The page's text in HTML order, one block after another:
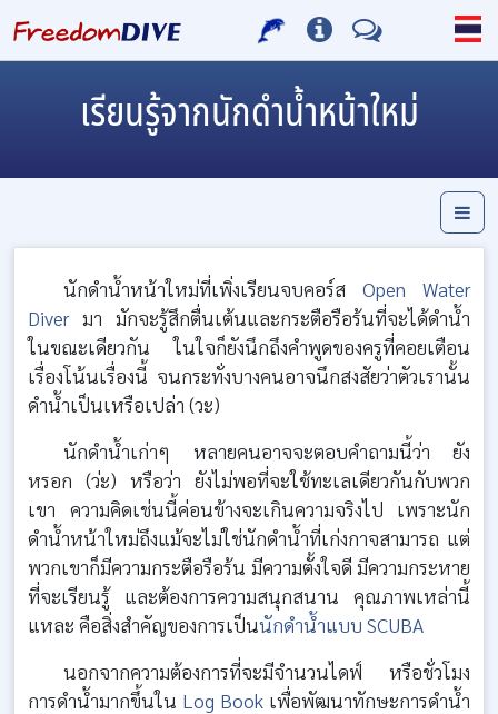
เรียนรู้จากนักดำน้ำหน้าใหม่
นักดำน้ำหน้าใหม่ที่เพิ่งเรียนจบคอร์ส Open Water
Diverมา มักจะรู้สึกตื่นเต้นและกระตือรือร้นที่จะได้ดำน้ำ
ในขณะเดียวกัน ในใจก็ยังนึกถึงคำพูดของครูที่คอยเตือน
เรื่องโน้นเรื่องนี้ จนกระทั่งบางคนอาจนึกสงสัยว่าตัวเรานั้น
ดำน้ำเป็นเหรือเปล่า (วะ)
นักดำน้ำเก่าๆ หลายคนอาจจะตอบคำถามนี้ว่า ยัง
หรอก (ว่ะ) หรือว่า ยังไม่พอที่จะใช้ทะเลเดียวกันกับพวก
เขา ความคิดเช่นนี้ค่อนข้างจะเกินความจริงไป เพราะนัก
ดำน้ำหน้าใหม่ถึงแม้จะไม่ใช่นักดำน้ำที่เก่งกาจสามารถ แต่
พวกเขาก็มีความกระตือรือร้น มีความตั้งใจดี มีความกระหาย
ที่จะเรียนรู้ และต้องการความสนุกสนาน คุณภาพเหล่านี้
แหละ คือสิ่งสำคัญของการเป็นนักดำน้ำแบบ SCUBA
นอกจากความต้องการที่จะมีจำนวนไดฟ์ หรือชั่วโมง
การดำน้ำมากขึ้นใน Log Book เพื่อพัฒนาทักษะการดำน้ำ